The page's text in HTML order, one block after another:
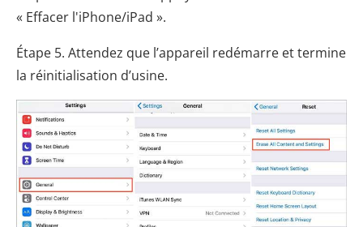
« Effacer l'iPhone/iPad ».
Étape 5. Attendez que l’appareil redémarre et termine
la réinitialisation d’usine.